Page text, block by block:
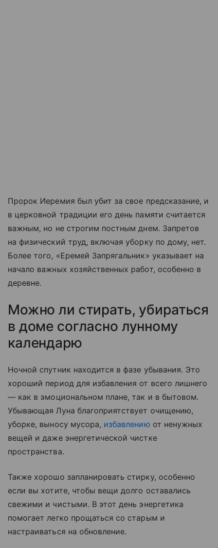
Пророк Иеремия был убит за свое предсказание, и
в церковной традиции его день памяти считается
важным, но не строгим постным днем. Запретов
на физический труд, включая уборку по дому, нет.
Более того, «Еремей Запрягальник» указывает на
начало важных хозяйственных работ, особенно в
деревне.
Можно ли стирать, убираться
в доме согласно лунному
календарю
Ночной спутник находится в фазе убывания. Это
хороший период для избавления от всего лишнего
— как в эмоциональном плане, так и в бытовом.
Убывающая Луна благоприятствует очищению,
уборке, выносу мусора, избавлению от ненужных
вещей и даже энергетической чистке
пространства.
Также хорошо запланировать стирку, особенно
если вы хотите, чтобы вещи долго оставались
свежими и чистыми. В этот день энергетика
помогает легко прощаться со старым и
настраиваться на обновление.